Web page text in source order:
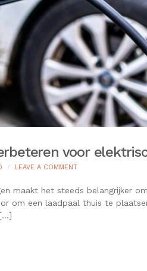
voor
LEAVE A COMMENTON
VERBETEREN
ELEKTRISCH
maakt het steeds belangrijker
om een laadpaal thuis te